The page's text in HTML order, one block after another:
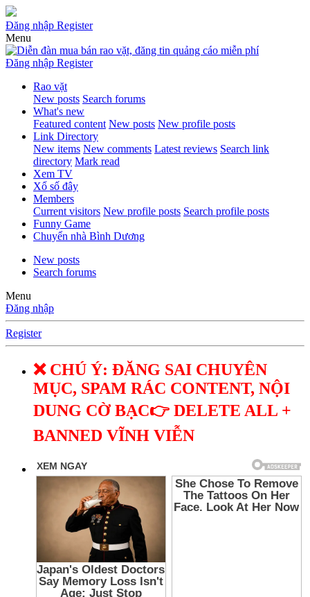
Đăng nhập Register
Menu
Đăng nhập Register
Rao vặt
New posts Search forums
What's new
Featured content New posts New profile posts
Link Directory
New items New comments Latest reviews Search link
directory Mark read
Xem TV
Xổ số đây
Members
Current visitors New profile posts Search profile posts
Funny Game
Chuyển nhà Bình Dương
New posts
Search forums
Menu
Đăng nhập
Register
❌ CHÚ Ý: ĐĂNG SAI CHUYÊN
MỤC, SPAM RÁC CONTENT, NỘI
DUNG CỜ BẠC👉 DELETE ALL +
BANNED VĨNH VIỄN